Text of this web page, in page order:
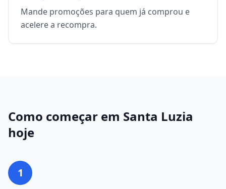
Mande promoções para quem já comprou e
acelere a recompra.
Como começar em Santa Luzia
hoje
1